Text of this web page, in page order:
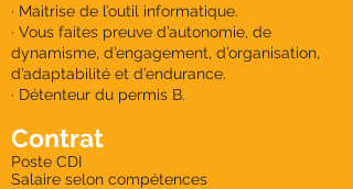
· Maitrise de l’outil informatique.
· Vous faites preuve d’autonomie, de
dynamisme, d’engagement, d’organisation,
d’adaptabilité et d’endurance.
· Détenteur du permis B.
Contrat
Poste CDI
Salaire selon compétences